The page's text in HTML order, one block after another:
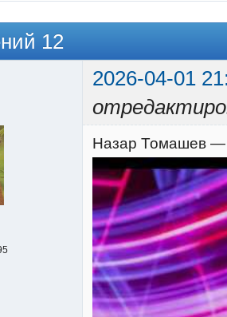
12
2026-04-01
Назар Томашев —